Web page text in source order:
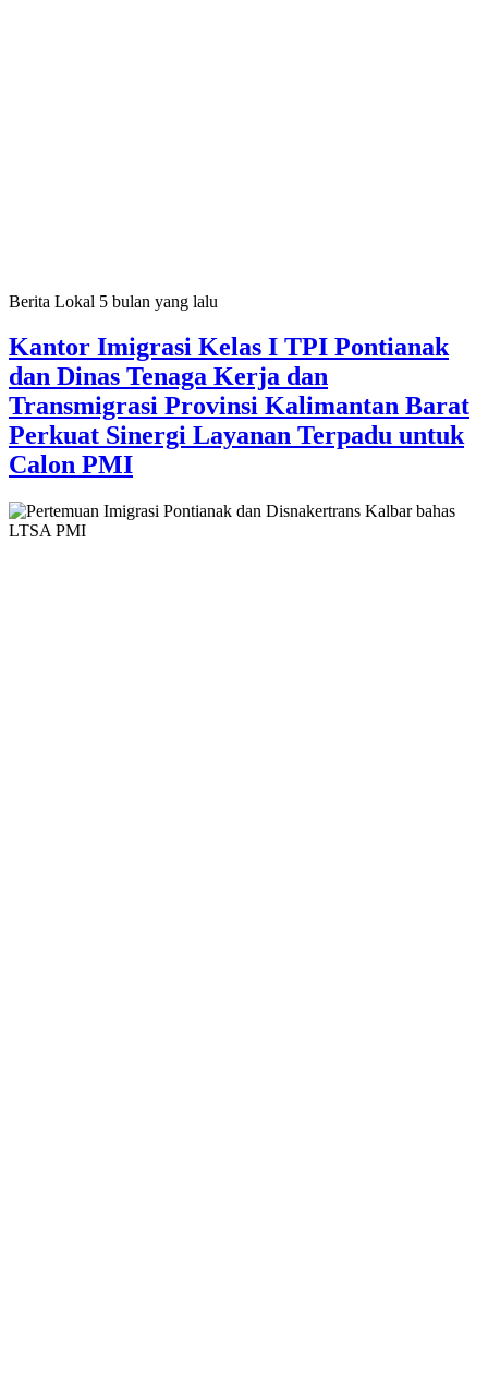
Berita Lokal 5 bulan yang lalu
Kantor Imigrasi Kelas I TPI Pontianak
dan Dinas Tenaga Kerja dan
Transmigrasi Provinsi Kalimantan Barat
Perkuat Sinergi Layanan Terpadu untuk
Calon PMI